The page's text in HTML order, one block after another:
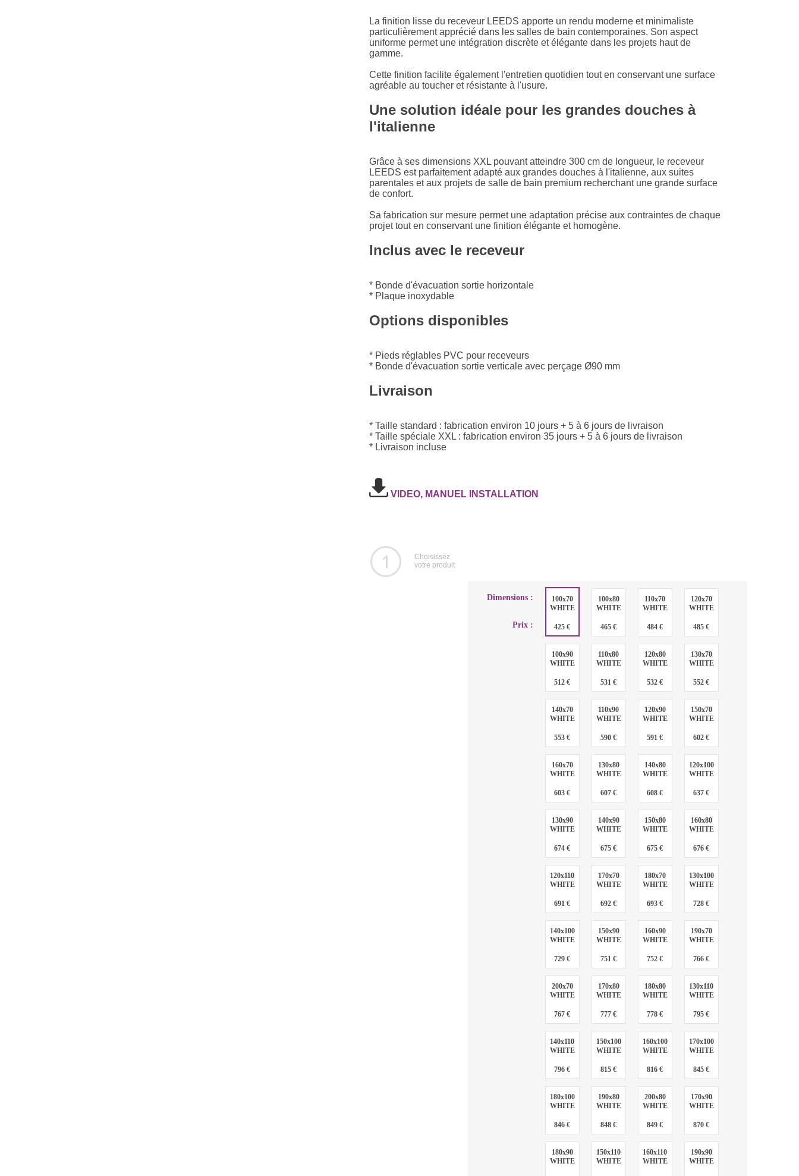
La finition lisse du receveur LEEDS apporte un rendu moderne et minimaliste
particulièrement apprécié dans les salles de bain contemporaines. Son aspect
uniforme permet une intégration discrète et élégante dans les projets haut de
gamme.
Cette finition facilite également l'entretien quotidien tout en conservant une surface
agréable au toucher et résistante à l'usure.
Une solution idéale pour les grandes douches à
l'italienne
Grâce à ses dimensions XXL pouvant atteindre 300 cm de longueur, le receveur
LEEDS est parfaitement adapté aux grandes douches à l'italienne, aux suites
parentales et aux projets de salle de bain premium recherchant une grande surface
de confort.
Sa fabrication sur mesure permet une adaptation précise aux contraintes de chaque
projet tout en conservant une finition élégante et homogène.
Inclus avec le receveur
* Bonde d'évacuation sortie horizontale
* Plaque inoxydable
Options disponibles
* Pieds réglables PVC pour receveurs
* Bonde d'évacuation sortie verticale avec perçage Ø90 mm
Livraison
* Taille standard : fabrication environ 10 jours + 5 à 6 jours de livraison
* Taille spéciale XXL : fabrication environ 35 jours + 5 à 6 jours de livraison
* Livraison incluse
VIDEO, MANUEL INSTALLATION
Choisissez
votre produit
Dimensions :
Prix :
100x70
WHITE
425 €
100x80
WHITE
465 €
110x70
WHITE
484 €
120x70
WHITE
485 €
100x90
WHITE
512 €
110x80
WHITE
531 €
120x80
WHITE
532 €
130x70
WHITE
552 €
140x70
WHITE
553 €
110x90
WHITE
590 €
120x90
WHITE
591 €
150x70
WHITE
602 €
160x70
WHITE
603 €
130x80
WHITE
607 €
140x80
WHITE
608 €
120x100
WHITE
637 €
130x90
WHITE
674 €
140x90
WHITE
675 €
150x80
WHITE
675 €
160x80
WHITE
676 €
120x110
WHITE
691 €
170x70
WHITE
692 €
180x70
WHITE
693 €
130x100
WHITE
728 €
140x100
WHITE
729 €
150x90
WHITE
751 €
160x90
WHITE
752 €
190x70
WHITE
766 €
200x70
WHITE
767 €
170x80
WHITE
777 €
180x80
WHITE
778 €
130x110
WHITE
795 €
140x110
WHITE
796 €
150x100
WHITE
815 €
160x100
WHITE
816 €
170x100
WHITE
845 €
180x100
WHITE
846 €
190x80
WHITE
848 €
200x80
WHITE
849 €
170x90
WHITE
870 €
180x90
WHITE
150x110
WHITE
160x110
WHITE
190x90
WHITE